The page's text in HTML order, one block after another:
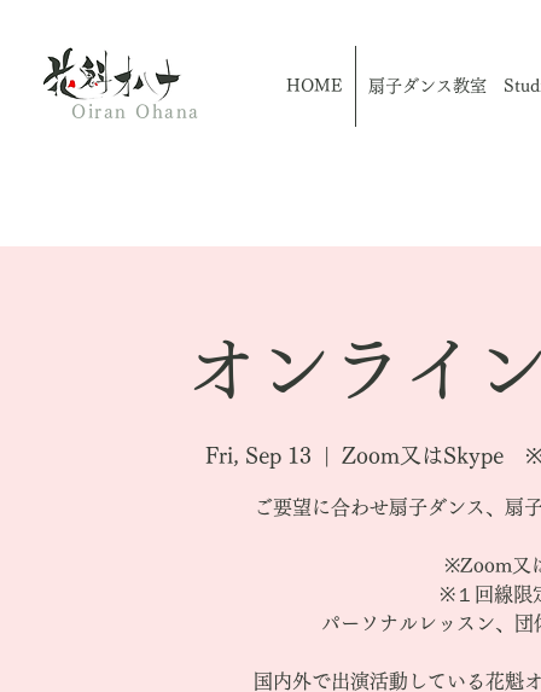
Oiran Ohana
HOME 扇子ダンス教室
オンライ
Fri, Sep 13 Zoom又はSkype ※
ご要望に合わせ扇子ダンス、扇
※Zoom又
※１回線限
パーソナルレッスン、
国内外で出演活動している花魁